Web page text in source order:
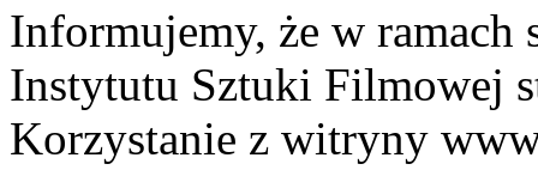
Informujemy, że w ramach
Instytutu Sztuki Filmowej
Korzystanie z witryny